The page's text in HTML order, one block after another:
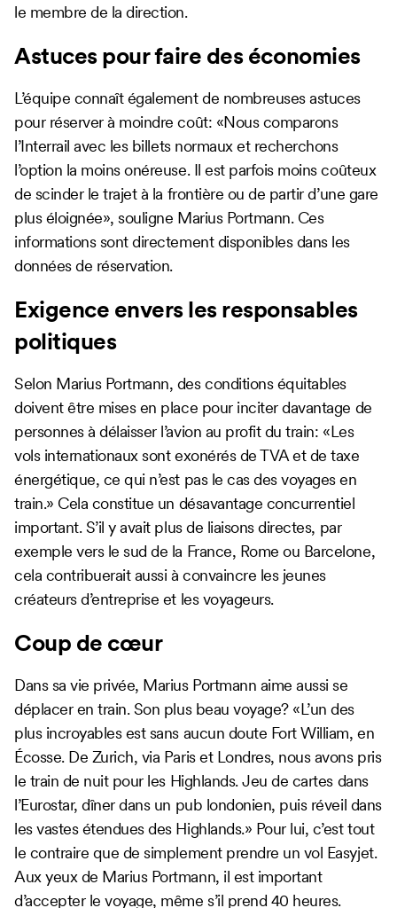
le membre de la direction.
Astuces pour faire des économies
L’équipe connaît également de nombreuses astuces
pour réserver à moindre coût: «Nous comparons
l’Interrail avec les billets normaux et recherchons
l’option la moins onéreuse. Il est parfois moins coûteux
de scinder le trajet à la frontière ou de partir d’une gare
plus éloignée», souligne Marius Portmann. Ces
informations sont directement disponibles dans les
données de réservation.
Exigence envers les responsables
politiques
Selon Marius Portmann, des conditions équitables
doivent être mises en place pour inciter davantage de
personnes à délaisser l’avion au profit du train: «Les
vols internationaux sont exonérés de TVA et de taxe
énergétique, ce qui n’est pas le cas des voyages en
train.» Cela constitue un désavantage concurrentiel
important. S’il y avait plus de liaisons directes, par
exemple vers le sud de la France, Rome ou Barcelone,
cela contribuerait aussi à convaincre les jeunes
créateurs d’entreprise et les voyageurs.
Coup de cœur
Dans sa vie privée, Marius Portmann aime aussi se
déplacer en train. Son plus beau voyage? «L’un des
plus incroyables est sans aucun doute Fort William, en
Écosse. De Zurich, via Paris et Londres, nous avons pris
le train de nuit pour les Highlands. Jeu de cartes dans
l’Eurostar, dîner dans un pub londonien, puis réveil dans
les vastes étendues des Highlands.» Pour lui, c’est tout
le contraire que de simplement prendre un vol Easyjet.
Aux yeux de Marius Portmann, il est important
d’accepter le voyage, même s’il prend 40 heures.